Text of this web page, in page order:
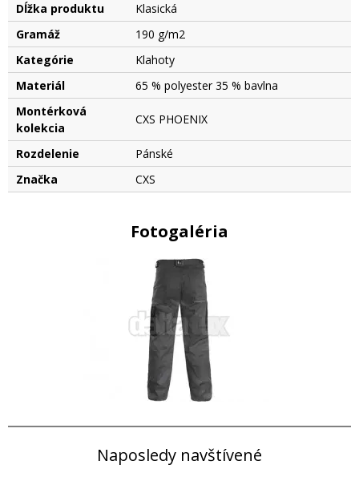
Dĺžka produktu
Klasická
Gramáž
190 g/m2
Kategórie
Klahoty
Materiál
65 % polyester 35 % bavlna
Montérková
kolekcia
CXS PHOENIX
Rozdelenie
Pánské
Značka
CXS
Fotogaléria
Naposledy navštívené